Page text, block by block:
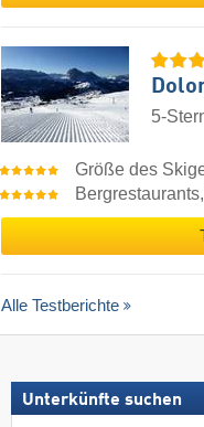
5-
Größe des
Alle Testberichte
Unterkünfte suchen